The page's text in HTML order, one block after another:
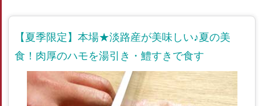
【夏季限定】本場★淡路産が美味しい♪夏の美
食！肉厚のハモを湯引き・鱧すきで食す